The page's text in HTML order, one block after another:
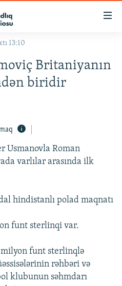
13:10
Britaniyanın
biridir
Usmanovla Roman
varlılar arasında ilk
hindistanlı polad maqnatı
funt sterlinqi var.
funt sterlinqlə
rəhbəri və
klubunun səhmdarı